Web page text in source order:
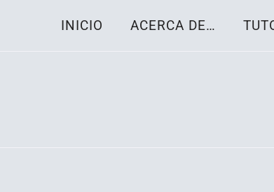
INICIO ACERCA DE…